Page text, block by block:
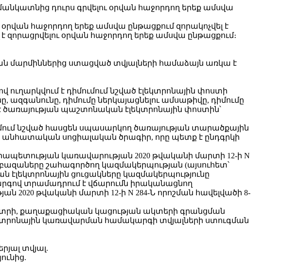
դուրս գրվելու օրվան հաջորդող երեք ամսվա
հաջորդող երեք ամսվա ընթացքում զորակոչվել է
օրվան հաջորդող երեք ամսվա ընթացքում։
մարմիններից ստացված տվյալների համաձայն առկա է
է դիմումում նշված էլեկտրոնային փոստի
ազգանունը, դիմումը ներկայացնելու ամսաթիվը, դիմումը
ծառայության պաշտոնական էլեկտրոնային փոստին՝
նշված հասցեն սպասարկող ծառայության տարածքային
սոցիալական ծրագիր, որը պետք է ընդգրկի
կառավարության 2020 թվականի մարտի 12-ի N
շահագործող կազմակերպության (այսուհետ՝
ցուցակները կազմակերպությունը
տրամադրում է վճարումն իրականացնող
թվականի մարտի 12-ի N 284-Ն որոշման հավելվածի 8-
քաղաքացիական կացության ակտերի գրանցման
կառավարման համակարգի տվյալների ստուգման
տվյալ.